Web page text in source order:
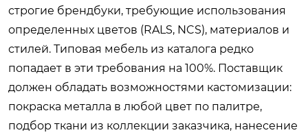
строгие брендбуки, требующие использования
определенных цветов (RALS, NCS), материалов и
стилей. Типовая мебель из каталога редко
попадает в эти требования на 100%. Поставщик
должен обладать возможностями кастомизации:
покраска металла в любой цвет по палитре,
подбор ткани из коллекции заказчика, нанесение